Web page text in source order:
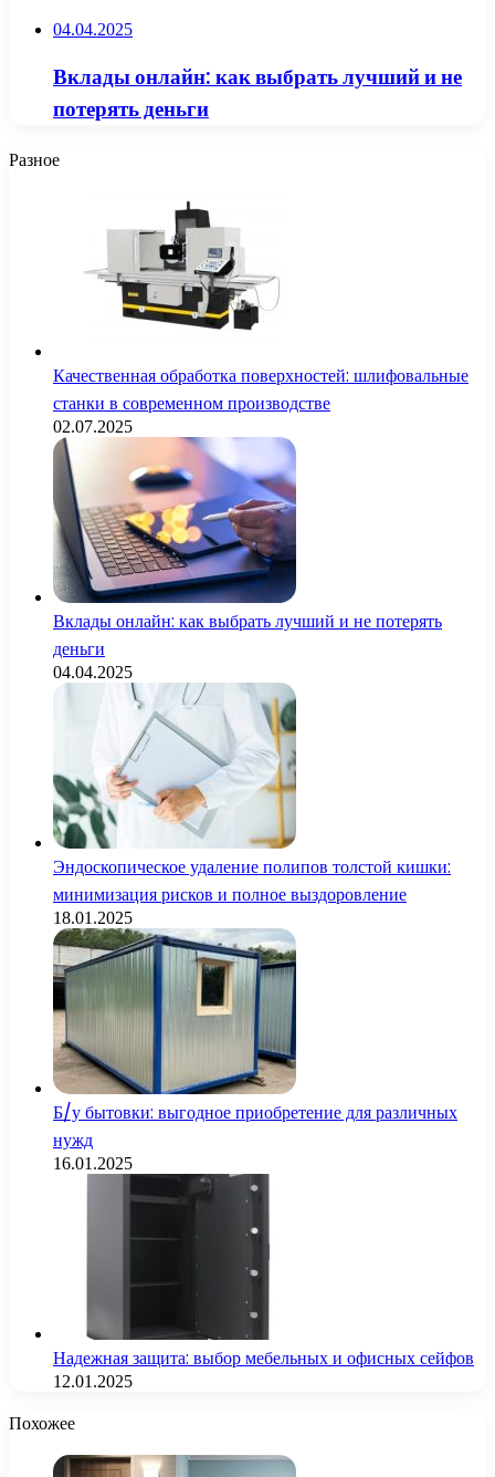
04.04.2025
Вклады онлайн: как выбрать лучший и не
потерять деньги
Разное
Качественная обработка поверхностей: шлифовальные
станки в современном производстве
02.07.2025
Вклады онлайн: как выбрать лучший и не потерять
деньги
04.04.2025
Эндоскопическое удаление полипов толстой кишки:
минимизация рисков и полное выздоровление
18.01.2025
Б/у бытовки: выгодное приобретение для различных
нужд
16.01.2025
Надежная защита: выбор мебельных и офисных сейфов
12.01.2025
Похожее